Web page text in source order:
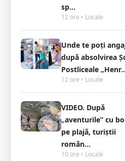
sp...
12 ore • Locale
Unde te poți
după absolvirea
Postliceale
12 ore • Locale
VIDEO. După
„aventurile” cu
pe plajă, turiștii
român...
10 ore • Locale